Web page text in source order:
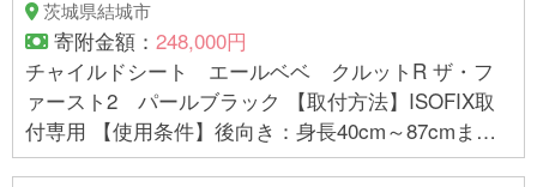
茨城県結城市
寄附金額： 248,000円
チャイルドシート エールベベ クルットR ザ・フ
ァースト2 パールブラック 【取付方法】ISOFIX取
付専用 【使用条件】後向き：身長40cm～87cmま
で 前向き：身長76cm～100cmまで ※お子さまの身